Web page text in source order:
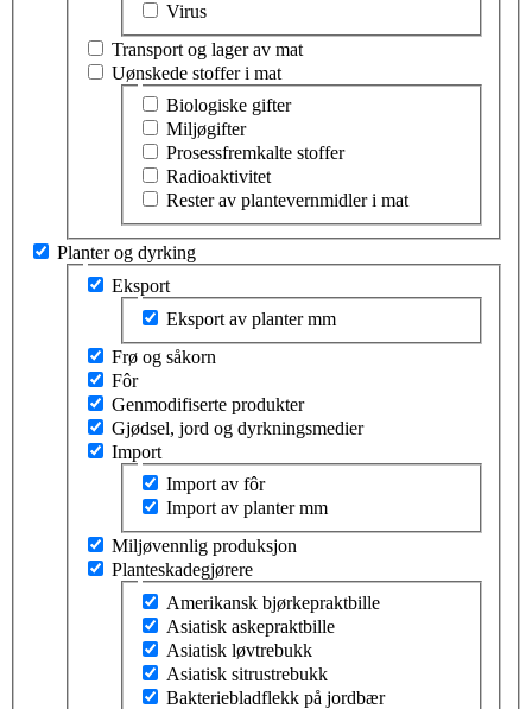
Virus
Transport og lager av mat
Uønskede stoffer i mat
Velg tema innen uønskede stoffer i mat
Biologiske gifter
Miljøgifter
Prosessfremkalte stoffer
Radioaktivitet
Rester av plantevernmidler i mat
Planter og dyrking
Velg tema innen planter og dyrking
Eksport
Velg tema innen eksport
Eksport av planter mm
Frø og såkorn
Fôr
Genmodifiserte produkter
Gjødsel, jord og dyrkningsmedier
Import
Velg tema innen import
Import av fôr
Import av planter mm
Miljøvennlig produksjon
Planteskadegjørere
Velg tema innen planteskadegjørere
Amerikansk bjørkepraktbille
Asiatisk askepraktbille
Asiatisk løvtrebukk
Asiatisk sitrustrebukk
Bakteriebladflekk på jordbær